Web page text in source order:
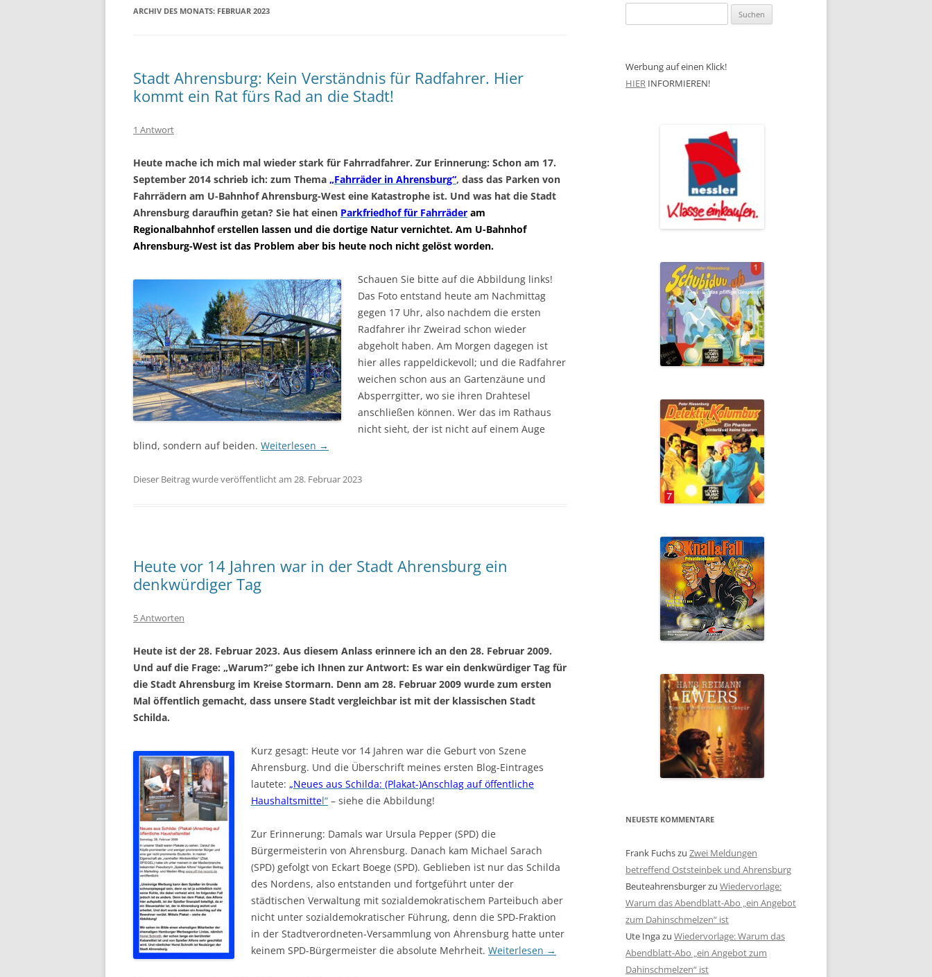
ARCHIV DES MONATS: FEBRUAR 2023
Stadt Ahrensburg: Kein Verständnis für Radfahrer. Hier
kommt ein Rat fürs Rad an die Stadt!
1 Antwort
Heute mache ich mich mal wieder stark für Fahrradfahrer. Zur Erinnerung: Schon am 17.
September 2014 schrieb ich: zum Thema „Fahrräder in Ahrensburg“, dass das Parken von
Fahrrädern am U-Bahnhof Ahrensburg-West eine Katastrophe ist. Und was hat die Stadt
Ahrensburg daraufhin getan? Sie hat einen Parkfriedhof für Fahrräder am
Regionalbahnhof erstellen lassen und die dortige Natur vernichtet. Am U-Bahnhof
Ahrensburg-West ist das Problem aber bis heute noch nicht gelöst worden.
Schauen Sie bitte auf die Abbildung links!
Das Foto entstand heute am Nachmittag
gegen 17 Uhr, also nachdem die ersten
Radfahrer ihr Zweirad schon wieder
abgeholt haben. Am Morgen dagegen ist
hier alles rappeldickevoll; und die Radfahrer
weichen schon aus an Gartenzäune und
Absperrgitter, wo sie ihren Drahtesel
anschließen können. Wer das im Rathaus
nicht sieht, der ist nicht auf einem Auge
blind, sondern auf beiden. Weiterlesen →
Dieser Beitrag wurde veröffentlicht am 28. Februar 2023
Heute vor 14 Jahren war in der Stadt Ahrensburg ein
denkwürdiger Tag
5 Antworten
Heute ist der 28. Februar 2023. Aus diesem Anlass erinnere ich an den 28. Februar 2009.
Und auf die Frage: „Warum?“ gebe ich Ihnen zur Antwort: Es war ein denkwürdiger Tag für
die Stadt Ahrensburg im Kreise Stormarn. Denn am 28. Februar 2009 wurde zum ersten
Mal öffentlich gemacht, dass unsere Stadt vergleichbar ist mit der klassischen Stadt
Schilda.
Kurz gesagt: Heute vor 14 Jahren war die Geburt von Szene
Ahrensburg. Und die Überschrift meines ersten Blog-Eintrages
lautete: „Neues aus Schilda: (Plakat-)Anschlag auf öffentliche
Haushaltsmittel“ – siehe die Abbildung!
Zur Erinnerung: Damals war Ursula Pepper (SPD) die
Bürgermeisterin von Ahrensburg. Danach kam Michael Sarach
(SPD) gefolgt von Eckart Boege (SPD). Geblieben ist nur das Schilda
des Nordens, also entstanden und fortgeführt unter der
städtischen Verwaltung mit sozialdemokratischem Parteibuch aber
nicht unter sozialdemokratischer Führung, denn die SPD-Fraktion
in der Stadtverordneten-Versammlung von Ahrensburg hatte unter
keinem SPD-Bürgermeister die absolute Mehrheit. Weiterlesen →
nach:
Werbung auf einen Klick!
HIER INFORMIEREN!
NEUESTE KOMMENTARE
Frank Fuchszu Zwei Meldungen
betreffend Oststeinbek und Ahrensburg
Beuteahrensburgerzu Wiedervorlage:
Warum das Abendblatt-Abo „ein Angebot
zum Dahinschmelzen“ ist
Ute Ingazu Wiedervorlage: Warum das
Abendblatt-Abo „ein Angebot zum
Dahinschmelzen“ ist